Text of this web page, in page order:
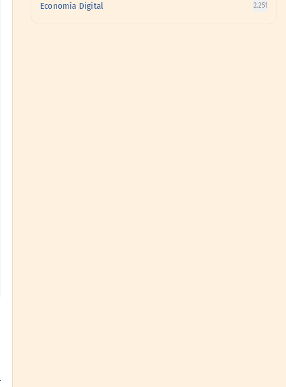
Economía Digital 2.251